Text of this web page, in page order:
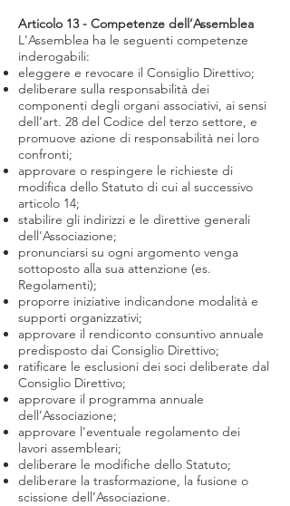
Articolo 13 - Competenze dell’Assemblea
L'Assemblea ha le seguenti competenze
inderogabili:
eleggere e revocare il Consiglio Direttivo;
deliberare sulla responsabilità dei
componenti degli organi associativi, ai sensi
dell’art. 28 del Codice del terzo settore, e
promuove azione di responsabilità nei loro
confronti;
approvare o respingere le richieste di
modifica dello Statuto di cui al successivo
articolo 14;
stabilire gli indirizzi e le direttive generali
dell'Associazione;
pronunciarsi su ogni argomento venga
sottoposto alla sua attenzione (es.
Regolamenti);
proporre iniziative indicandone modalità e
supporti organizzativi;
approvare il rendiconto consuntivo annuale
predisposto dai Consiglio Direttivo;
ratificare le esclusioni dei soci deliberate dal
Consiglio Direttivo;
approvare il programma annuale
dell’Associazione;
approvare l’eventuale regolamento dei
lavori assembleari;
deliberare le modifiche dello Statuto;
deliberare la trasformazione, la fusione o
scissione dell’Associazione.